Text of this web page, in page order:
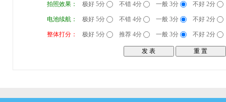
拍照效果： 极好 5分 不错 4分 一般 3分 不好 2分
电池续航： 极好 5分 不错 4分 一般 3分 不好 2分
整体打分： 极好 5分 推荐 4分 一般 3分 不好 2分